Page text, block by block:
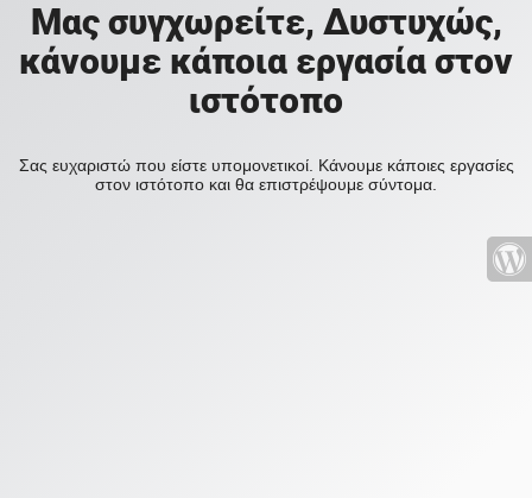
Μας συγχωρείτε, Δυστυχώς,
κάνουμε κάποια εργασία στον
ιστότοπο
Σας ευχαριστώ που είστε υπομονετικοί. Κάνουμε κάποιες εργασίες
στον ιστότοπο και θα επιστρέψουμε σύντομα.